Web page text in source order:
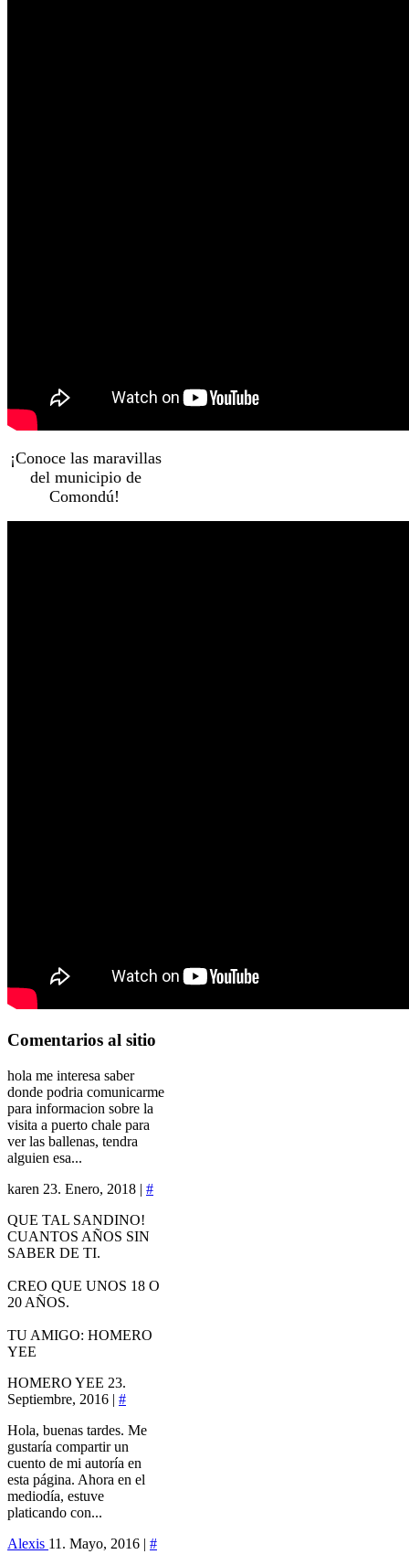
¡Conoce las maravillas
del municipio de
Comondú!
Comentarios al sitio
hola me interesa saber
donde podria comunicarme
para informacion sobre la
visita a puerto chale para
ver las ballenas, tendra
alguien esa...
karen 23. Enero, 2018 | #
QUE TAL SANDINO!
CUANTOS AÑOS SIN
SABER DE TI.
CREO QUE UNOS 18 O
20 AÑOS.
TU AMIGO: HOMERO
YEE
HOMERO YEE 23.
Septiembre, 2016 | #
Hola, buenas tardes. Me
gustaría compartir un
cuento de mi autoría en
esta página. Ahora en el
mediodía, estuve
platicando con...
Alexis 11. Mayo, 2016 | #